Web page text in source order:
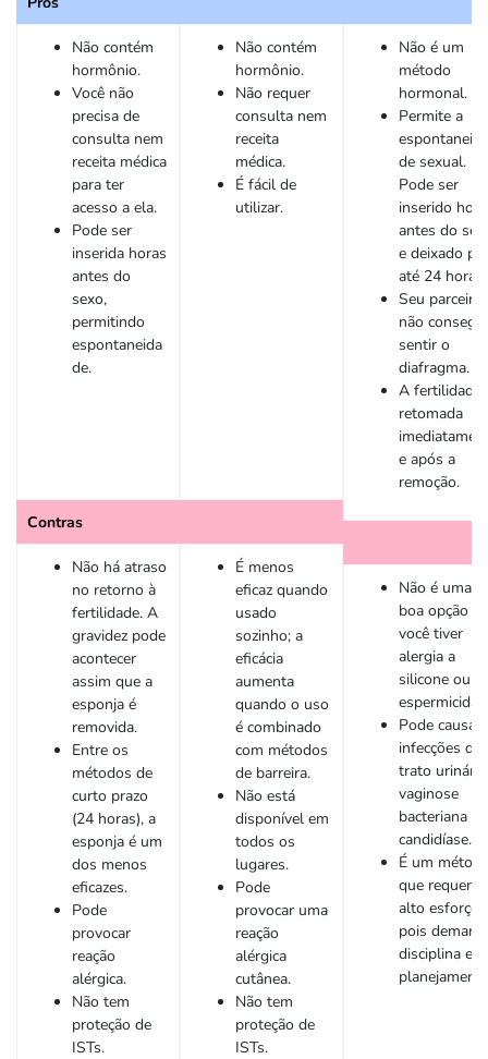
Não contém
hormônio.
Você não
precisa de
consulta nem
receita médica
para ter
acesso a ela.
Pode ser
inserida horas
antes do
sexo,
permitindo
espontaneida
de.
Contras
Não há atraso
no retorno à
fertilidade. A
gravidez pode
acontecer
assim que a
esponja é
removida.
Entre os
métodos de
curto prazo
(24 horas), a
esponja é um
dos menos
eficazes.
Pode
provocar
reação
alérgica.
Não tem
proteção de
ISTs.
Não contém
hormônio.
Não requer
consulta nem
receita
médica.
É fácil de
utilizar.
É menos
eficaz quando
usado
sozinho; a
eficácia
aumenta
quando o uso
é combinado
com métodos
de barreira.
Não está
disponível em
todos os
lugares.
Pode
provocar uma
reação
alérgica
cutânea.
Não tem
proteção de
ISTs.
Não é um
método
hormonal.
Permite a
espontaneida
de sexual.
Pode ser
inserido
antes do
e deixado
até 24 horas.
Seu parceiro
não
sentir o
diafragma.
A fertilidade
retomada
e após a
remoção.
Não é uma
boa opção se
você tiver
alergia a
silicone ou
espermicida.
Pode causar
infecções do
trato
vaginose
bacteriana ou
candidíase.
É um
que requer
alto esforço,
pois
disciplina e